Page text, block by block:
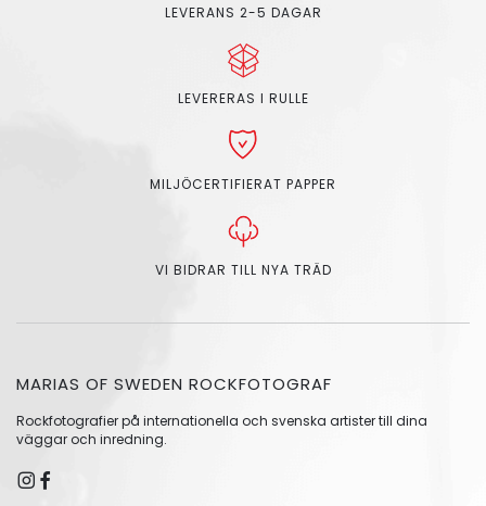
LEVERANS 2-5 DAGAR
LEVERERAS I RULLE
MILJÖCERTIFIERAT PAPPER
VI BIDRAR TILL NYA TRÄD
MARIAS OF SWEDEN ROCKFOTOGRAF
Rockfotografier på internationella och svenska artister till dina
väggar och inredning.